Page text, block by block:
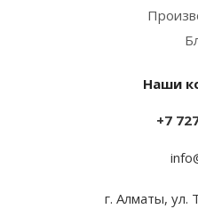
Наши
+7
г. Алматы, ул.